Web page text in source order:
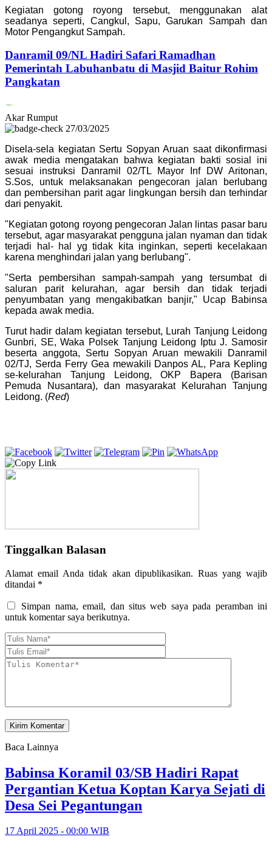
Kegiatan gotong royong tersebut, menggunakan alat
seadanya seperti, Cangkul, Sapu, Garukan Sampah dan
Motor Pengangkut Sampah.
Danramil 09/NL Hadiri Safari Ramadhan
Pemerintah Labuhanbatu di Masjid Baitur Rohim
Pangkatan
Akar Rumput
27/03/2025
Disela-sela kegiatan Sertu Sopyan Aruan saat dikonfirmasi
awak media mengatakan bahwa kegiatan bakti sosial ini
sesuai instruksi Danramil 02/TL Mayor Inf DW Aritonan,
S.Sos, untuk melaksanakan pengecoran jalan berlubang
dan pembersihan parit agar lingkungan bersih dan terhindar
dari penyakit.
"Kegiatan gotong royong pengecoran Jalan lintas pasar baru
tersebut, agar masyarakat pengguna jalan nyaman dan tidak
terjadi hal- hal yg tidak kita inginkan, seperti kecelakaan
karena menghindari jalan yang berlubang".
"Serta pembersihan sampah-sampah yang tersumbat di
saluran parit kelurahan, agar bersih dan tidak terjadi
penyumbatan yang mengakibatkan banjir," Ucap Babinsa
kepada awak media.
Turut hadir dalam kegiatan tersebut, Lurah Tanjung Leidong
Gunbri, SE, Waka Polsek Tanjung Leidong Iptu J. Samosir
beserta anggota, Sertu Sopyan Aruan mewakili Danramil
02/TJ, Serda Ferry Gea mewakili Danpos AL, Para Kepling
se-kelurahan Tanjung Leidong, OKP Bapera (Barisan
Pemuda Nusantara), dan masyarakat Kelurahan Tanjung
Leidong. (Red)
Tinggalkan Balasan
Alamat email Anda tidak akan dipublikasikan. Ruas yang wajib
ditandai *
Simpan nama, email, dan situs web saya pada peramban ini
untuk komentar saya berikutnya.
Baca Lainnya
Babinsa Koramil 03/SB Hadiri Rapat
Pergantian Ketua Koptan Karya Sejati di
Desa Sei Pegantungan
17 April 2025 - 00:00 WIB